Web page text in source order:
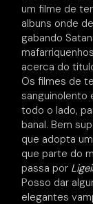
um filme de
albuns onde
gabando
acerca do
Os filmes de
sanguinolento
todo o lado,
banal. Bem
que adopta
que parte do
passa por
Posso dar
elegantes